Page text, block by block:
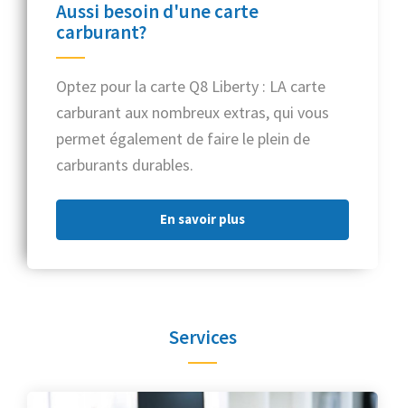
Aussi besoin d'une carte
carburant?
Optez pour la carte Q8 Liberty : LA carte
carburant aux nombreux extras, qui vous
permet également de faire le plein de
carburants durables.
En savoir plus
Services